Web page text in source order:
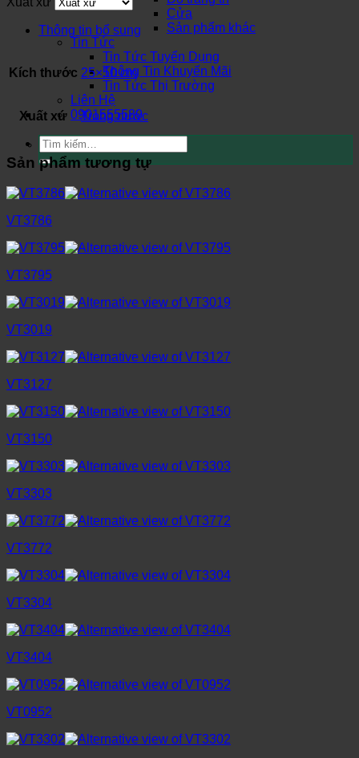
Cửa
Sản phẩm khác
Tin Tức
Tin Tức Tuyển Dụng
Thông Tin Khuyến Mãi
Tin Tức Thị Trường
Liên Hệ
0901555580
Tìm
kiếm:
Thông tin bổ sung
Kích thước 25×50 cm
Xuất xứ Trong nước
Sản phẩm tương tự
VT3786
VT3795
VT3019
VT3127
VT3150
VT3303
VT3772
VT3304
VT3404
VT0952